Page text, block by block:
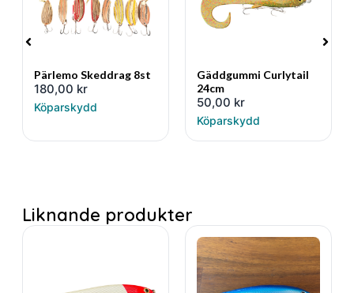
Pärlemo Skeddrag 8st
180,00 kr
Köparskydd
Gäddgummi Curlytail
24cm
50,00 kr
Köparskydd
Liknande produkter